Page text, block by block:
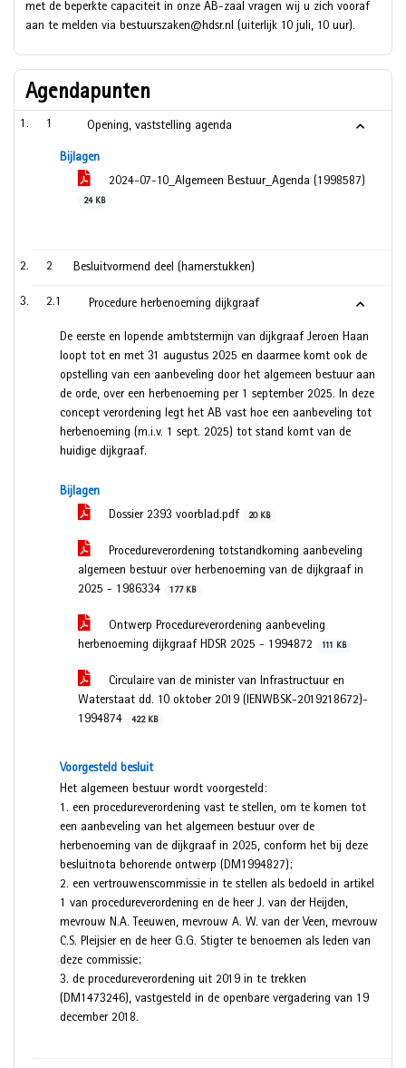
met de beperkte capaciteit in onze AB-zaal vragen wij u zich vooraf
aan te melden via bestuurszaken@hdsr.nl (uiterlijk 10 juli, 10 uur).
Agendapunten
1 Opening, vaststelling agenda
Bijlagen
2024-07-10_Algemeen Bestuur_Agenda (1998587)
24 KB
2 Besluitvormend deel (hamerstukken)
2.1 Procedure herbenoeming dijkgraaf
De eerste en lopende ambtstermijn van dijkgraaf Jeroen Haan
loopt tot en met 31 augustus 2025 en daarmee komt ook de
opstelling van een aanbeveling door het algemeen bestuur aan
de orde, over een herbenoeming per 1 september 2025. In deze
concept verordening legt het AB vast hoe een aanbeveling tot
herbenoeming (m.i.v. 1 sept. 2025) tot stand komt van de
huidige dijkgraaf.
Bijlagen
Dossier 2393 voorblad.pdf
20 KB
Procedureverordening totstandkoming aanbeveling
algemeen bestuur over herbenoeming van de dijkgraaf in
2025 - 1986334
177 KB
Ontwerp Procedureverordening aanbeveling
herbenoeming dijkgraaf HDSR 2025 - 1994872
111 KB
Circulaire van de minister van Infrastructuur en
Waterstaat dd. 10 oktober 2019 (IENWBSK-2019218672)-
1994874
422 KB
Voorgesteld besluit
Het algemeen bestuur wordt voorgesteld:
1. een procedureverordening vast te stellen, om te komen tot
een aanbeveling van het algemeen bestuur over de
herbenoeming van de dijkgraaf in 2025, conform het bij deze
besluitnota behorende ontwerp (DM1994827);
2. een vertrouwenscommissie in te stellen als bedoeld in artikel
1 van procedureverordening en de heer J. van der Heijden,
mevrouw N.A. Teeuwen, mevrouw A. W. van der Veen, mevrouw
C.S. Pleijsier en de heer G.G. Stigter te benoemen als leden van
deze commissie;
3. de procedureverordening uit 2019 in te trekken
(DM1473246), vastgesteld in de openbare vergadering van 19
december 2018.